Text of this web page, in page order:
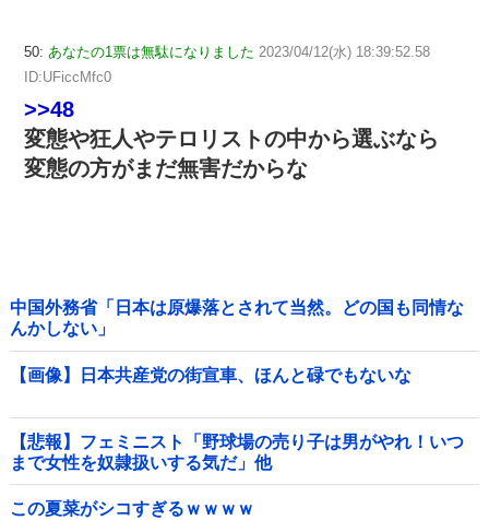
50: あなたの1票は無駄になりました 2023/04/12(水) 18:39:52.58
ID:UFiccMfc0
>>48
変態や狂人やテロリストの中から選ぶなら
変態の方がまだ無害だからな
中国外務省「日本は原爆落とされて当然。どの国も同情な
んかしない」
【画像】日本共産党の街宣車、ほんと碌でもないな
【悲報】フェミニスト「野球場の売り子は男がやれ！いつ
まで女性を奴隷扱いする気だ」他
この夏菜がシコすぎるｗｗｗｗ